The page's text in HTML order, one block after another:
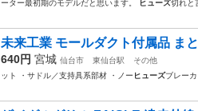
ーター最初期のモデルだと思います。
ヒューズ切れと
未来工業 モールダクト付属品 ま
640円 宮城 仙台市 東仙台駅
その他
ット ・サドル／支持具系部材 ・ノー ヒューズブレー